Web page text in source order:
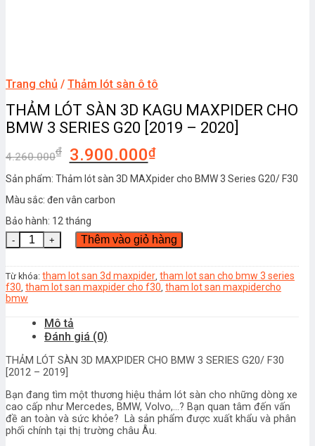
Trang chủ / Thảm lót sàn ô tô
THẢM LÓT SÀN 3D KAGU MAXPIDER CHO
BMW 3 SERIES G20 [2019 – 2020]
4.260.000₫ 3.900.000₫
Sản phẩm: Thảm lót sàn 3D MAXpider cho BMW 3 Series G20/ F30
Màu sắc: đen vân carbon
Bảo hành: 12 tháng
THẢM LÓT SÀN 3D KAGU MAXPIDER CHO BMW 3 SERIES
Thêm vào giỏ hàng
Từ khóa: tham lot san 3d maxpider, tham lot san cho bmw 3 series
f30, tham lot san maxpider cho f30, tham lot san maxpidercho
bmw
Mô tả
Đánh giá (0)
THẢM LÓT SÀN 3D MAXPIDER CHO BMW 3 SERIES G20/ F30
[2012 – 2019]
Bạn đang tìm một thương hiệu thảm lót sàn cho những dòng xe
cao cấp như Mercedes, BMW, Volvo,…? Bạn quan tâm đến vấn
đề an toàn và sức khỏe? Là sản phẩm được xuất khẩu và phân
phối chính tại thị trường châu Âu.